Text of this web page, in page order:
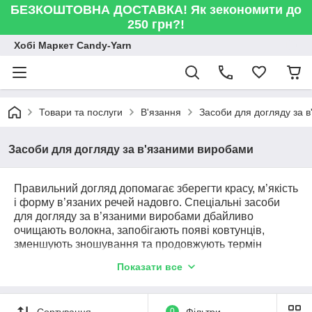
БЕЗКОШТОВНА ДОСТАВКА! Як зекономити до
250 грн?!
Хобі Маркет Candy-Yarn
Товари та послуги В'язання Засоби для догляду за
Засоби для догляду за в'язаними виробами
Правильний догляд допомагає зберегти красу, м’якість
і форму в’язаних речей надовго. Спеціальні засоби
для догляду за в’язаними виробами дбайливо
очищають волокна, запобігають появі ковтунців,
зменшують зношування та продовжують термін
У нашому асортименті ви знайдете все необхідне для
Показати все